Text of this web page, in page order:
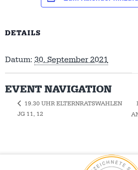
DETAILS
Datum: 30. September 2021
EVENT NAVIGATION
19.30 UHR ELTERNRATSWAHLEN
JG 11, 12